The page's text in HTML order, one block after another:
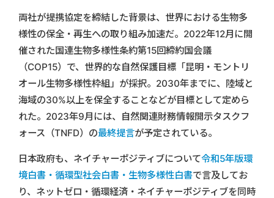
両社が提携協定を締結した背景は、世界における生物多
様性の保全・再生への取り組み加速だ。2022年12月に開
催された国連生物多様性条約第15回締約国会議
（COP15）で、世界的な自然保護目標「昆明・モントリ
オール生物多様性枠組」が採択。2030年までに、陸域と
海域の30%以上を保全することなどが目標として定めら
れた。2023年9月には、自然関連財務情報開示タスクフ
ォース（TNFD）の最終提言が予定されている。
日本政府も、ネイチャーポジティブについて令和5年版環
境白書・循環型社会白書・生物多様性白書で言及してお
り、ネットゼロ・循環経済・ネイチャーポジティブを同時